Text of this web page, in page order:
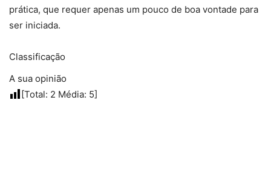
prática, que requer apenas um pouco de boa vontade para
ser iniciada.
Classificação
A sua opinião
[Total: 2 Média: 5]